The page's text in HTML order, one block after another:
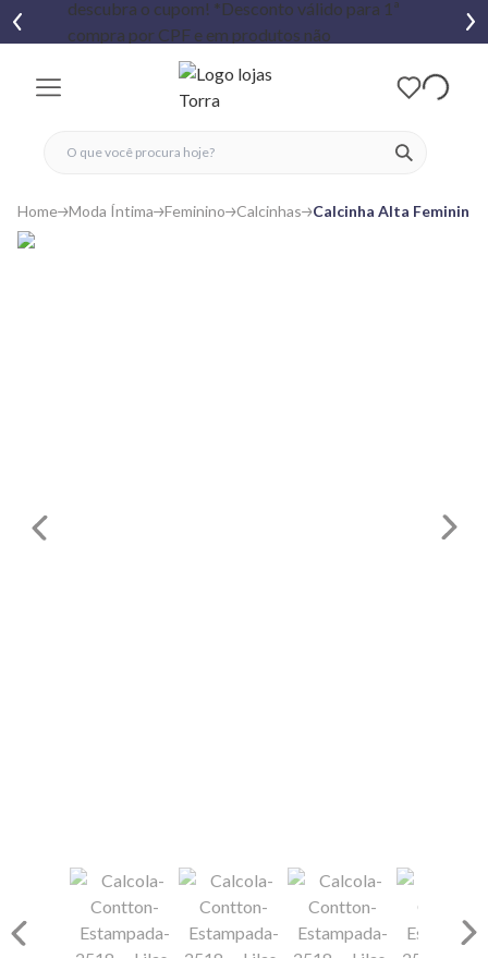
ver
fechar menu
fechar menu
favoritos
Home Moda Íntima Feminino Calcinhas Calcinha Alta Feminina